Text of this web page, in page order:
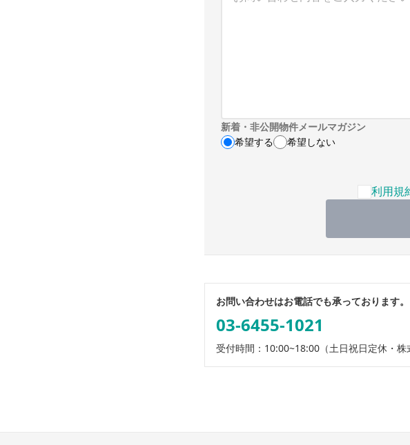
新着・非公開物件メールマガジン
希望する
希望しない
利用規
利用規約・プライバシーポリシーへ
お問い合わせはお電話でも承っております。
03-6455-1021
受付時間：10:00~18:00 （土日祝日定休・